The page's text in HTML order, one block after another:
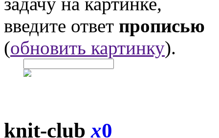
введите ответ прописью
(обновить картинку).
knit-clubx0